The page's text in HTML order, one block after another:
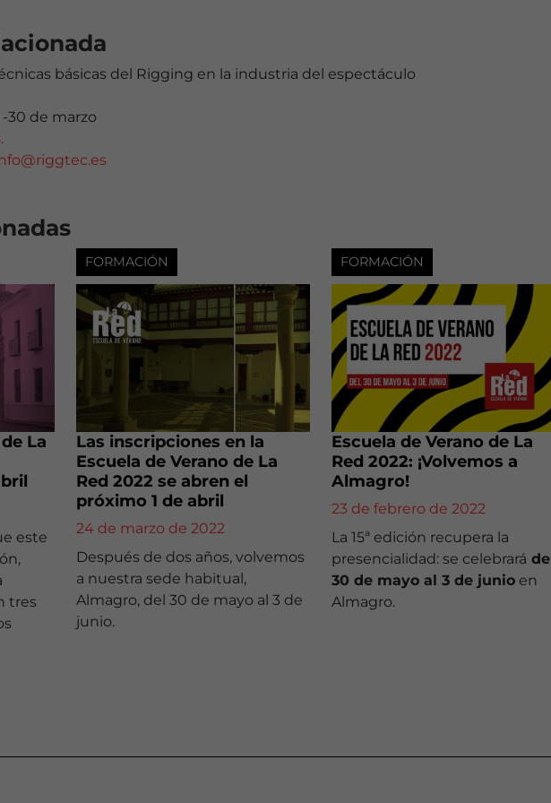
básicas del Rigging en la industria del espectáculo
-30 de marzo
La
este
tres
FORMACIÓN
Las inscripciones en la
Escuela de Verano de La
Red 2022 se abren el
próximo 1 de abril
24 de marzo de 2022
Después de dos años, volvemos
a nuestra sede habitual,
Almagro, del 30 de mayo al 3 de
junio.
FORMACIÓN
Escuela de Verano de La
Red 2022: ¡Volvemos a
Almagro!
23 de febrero de 2022
La 15ª edición recupera la
presencialidad: se celebrará del
30 de mayo al 3 de junioen
Almagro.